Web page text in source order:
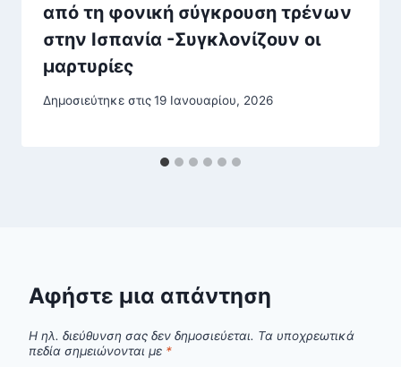
από τη φονική σύγκρουση τρένων
στην Ισπανία -Συγκλονίζουν οι
μαρτυρίες
Δημοσιεύτηκε στις19 Ιανουαρίου, 2026
Αφήστε μια απάντηση
Η ηλ. διεύθυνση σας δεν δημοσιεύεται. Τα υποχρεωτικά
πεδία σημειώνονται με *